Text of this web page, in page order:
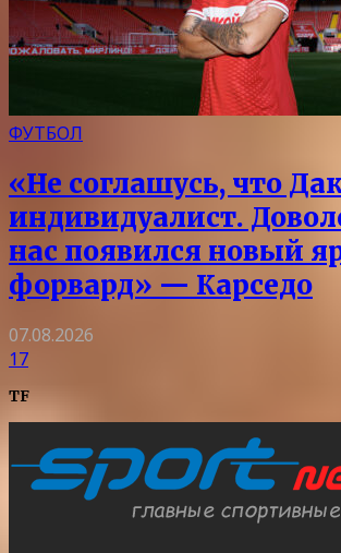
ФУТБОЛ
«Не соглашусь, что
индивидуалист.
нас появился новый
форвард» — Карседо
07.08.2026
17
TF